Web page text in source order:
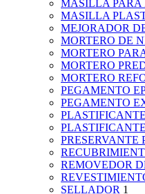
MASILLA PARA
MASILLA
MEJORADOR
MORTERO DE
MORTERO
MORTERO
MORTERO
PEGAMENTO
PEGAMENTO
PLASTIFICANTE
PRESERVANTE
REMOVEDOR
SELLADOR 1